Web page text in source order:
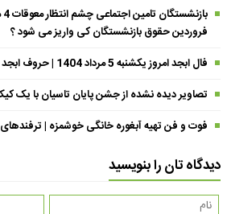
فروردین حقوق بازنشستگان کی واریز می شود ؟
فال ابجد امروز یکشنبه 5 مرداد 1404 | حروف ابجد از تغییرات مثبت خبر می‌دهند !
تصاویر دیده نشده از جشن پایان تاسیان با یک
فوت و فن تهیه آبغوره خانگی خوشمزه |
دیدگاه تان را بنویسید